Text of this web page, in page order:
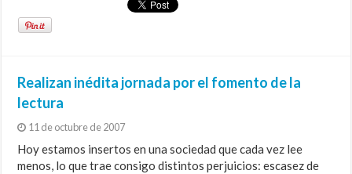
Realizan inédita jornada por el fomento de la
lectura
11 de octubre de 2007
Hoy estamos insertos en una sociedad que cada vez lee
menos, lo que trae consigo distintos perjuicios: escasez de